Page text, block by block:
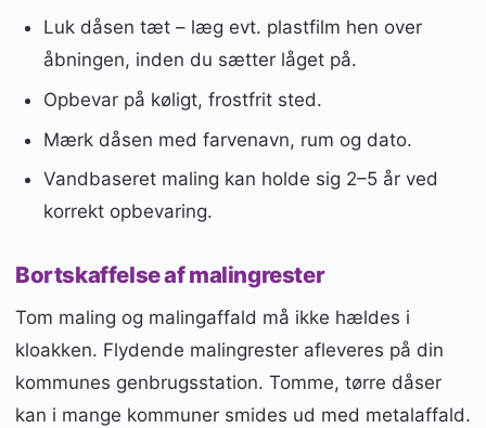
Luk dåsen tæt – læg evt. plastfilm hen over
åbningen, inden du sætter låget på.
Opbevar på køligt, frostfrit sted.
Mærk dåsen med farvenavn, rum og dato.
Vandbaseret maling kan holde sig 2–5 år ved
korrekt opbevaring.
Bortskaffelse af malingrester
Tom maling og malingaffald må ikke hældes i
kloakken. Flydende malingrester afleveres på din
kommunes genbrugsstation. Tomme, tørre dåser
kan i mange kommuner smides ud med metalaffald.